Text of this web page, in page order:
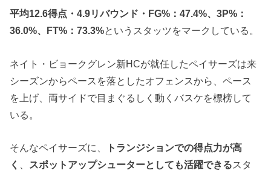
平均12.6得点・4.9リバウンド・FG%：47.4%、3P%：
36.0%、FT%：73.3%というスタッツをマークしている。
ネイト・ビョークグレン新HCが就任したペイサーズは来
シーズンからペースを落としたオフェンスから、ペース
を上げ、両サイドで目まぐるしく動くバスケを標榜して
いる。
そんなペイサーズに、
トランジションでの得点力が高
く
スポットアップシューターとしても活躍できるスタ